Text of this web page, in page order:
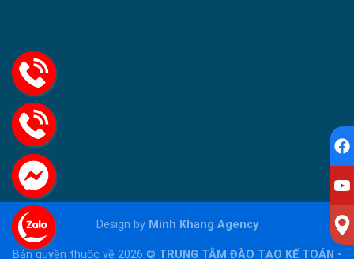
Design by Minh Khang Agency
Bản quyền thuộc về 2026 © TRUNG TÂM ĐÀO TẠO KẾ TOÁN -